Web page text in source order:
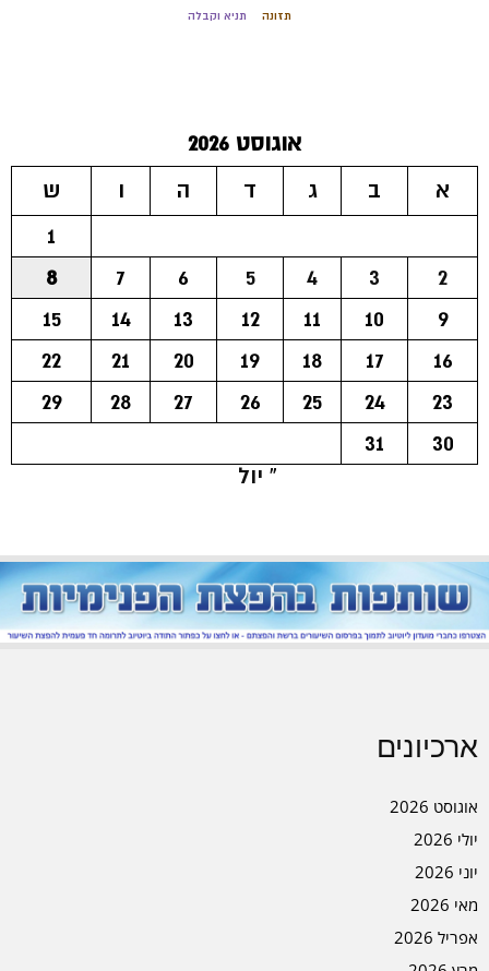
תזונה תניא וקבלה
אוגוסט 2026
א
ב ג ד ה ו
ש
1
2
3
4
5
6
7
8
9
10
11
12
13
14
15
16
17
18
19
20
21
22
23
24
25
26
27
28
29
30
31
« יול
ארכיונים
אוגוסט 2026
יולי 2026
יוני 2026
מאי 2026
אפריל 2026